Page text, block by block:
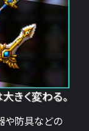
きく変わる。
や防具などの